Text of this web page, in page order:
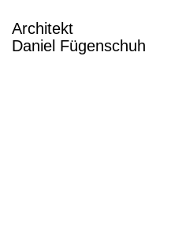
Architekt
Daniel Fügenschuh